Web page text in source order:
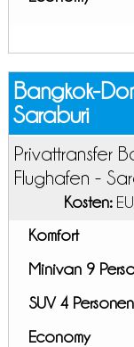
Bangkok-
Saraburi
Privattransfer
Flughafen -
Kosten:
Komfort
Minivan 9
SUV 4 Personen
Economy